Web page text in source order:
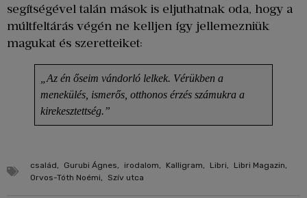
segítségével talán mások is eljuthatnak oda, hogy a
múltfeltárás végén ne kelljen így jellemezniük
magukat és szeretteiket:
„Az én őseim vándorló lelkek. Vérükben a
menekülés, ismerős, otthonos érzés számukra a
kirekesztettség.”
család, Gurubi Ágnes, irodalom, Kalligram, Libri, Libri Magazin,
Orvos-Tóth Noémi, Szív utca